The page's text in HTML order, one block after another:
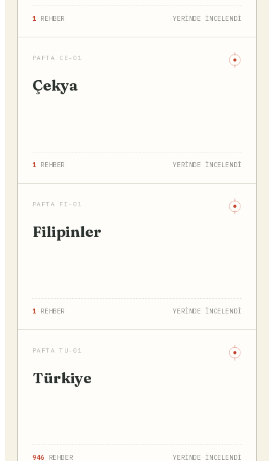
1 REHBER YERİNDE İNCELENDİ
PAFTA CE-01
Çekya
1 REHBER YERİNDE İNCELENDİ
PAFTA FI-01
Filipinler
1 REHBER YERİNDE İNCELENDİ
PAFTA TU-01
Türkiye
946 REHBER YERİNDE İNCELENDİ